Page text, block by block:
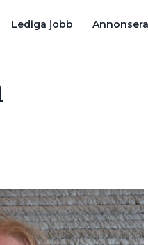
Lediga jobb Annonsera
VINDLASTEN” NYA